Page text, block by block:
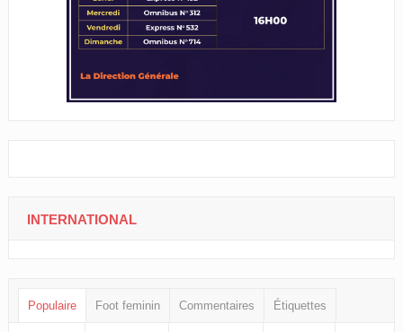
INTERNATIONAL
Populaire Foot feminin Commentaires Étiquettes